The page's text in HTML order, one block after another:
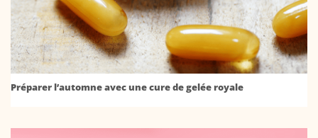
Préparer l’automne avec une cure de gelée royale